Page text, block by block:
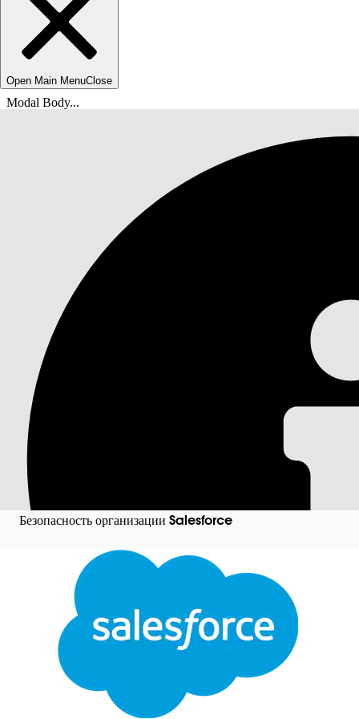
Open Main MenuClose
Modal Body...
Безопасность организации Salesforce
Вы находитесь здесь:
MFA для прямых
Salesforce требует MFA для всех внутренних
Salesforce предоставляет функции MFA с
подлинности и ключи безопасности), Salesforce
Google Authenticator. Для большинства
пользователей с привилегированным доступом
ЭТА СТАТЬЯ РЕШИЛА ВАШУ ПРОБЛЕМУ?
Оставьте свой отзыв, чтобы мы могли стать лучше!